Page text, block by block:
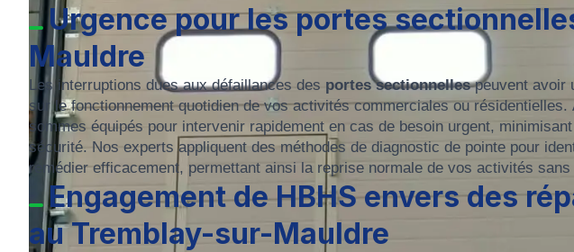
Urgence pour les portes
Mauldre
Les interruptions dues aux défaillances des portes sectionnellespeuvent avoir
sur le fonctionnement quotidien de vos activités commerciales ou
sommes équipés pour intervenir rapidement en cas de besoin urgent,
sécurité. Nos experts appliquent des méthodes de diagnostic de pointe pour
remédier efficacement, permettant ainsi la reprise normale de vos activités
Engagement de HBHS envers des
au Tremblay-sur-Mauldre